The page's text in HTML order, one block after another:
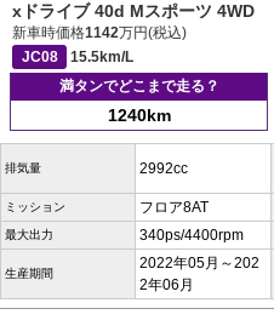
xドライブ 40d Mスポーツ 4WD
新車時価格1142万円(税込)
JC08
15.5km/L
満タンでどこまで走る？
1240km
排気量 2992cc
ミッション フロア8AT
最大出力 340ps/4400rpm
生産期間
2022年05月～202
2年06月